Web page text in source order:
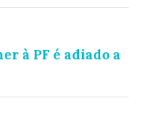
à PF é adiado a